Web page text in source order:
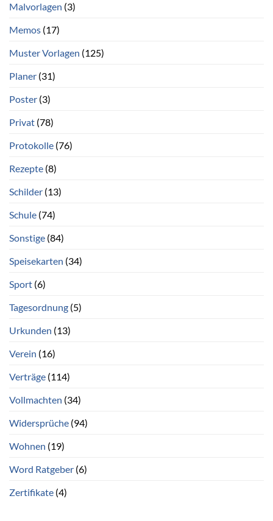
Malvorlagen (3)
Memos (17)
Muster Vorlagen (125)
Planer (31)
Poster (3)
Privat (78)
Protokolle (76)
Rezepte (8)
Schilder (13)
Schule (74)
Sonstige (84)
Speisekarten (34)
Sport (6)
Tagesordnung (5)
Urkunden (13)
Verein (16)
Verträge (114)
Vollmachten (34)
Widersprüche (94)
Wohnen (19)
Word Ratgeber (6)
Zertifikate (4)